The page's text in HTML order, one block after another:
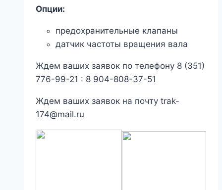
Опции:
предохранительные клапаны
датчик частоты вращения вала
Ждем ваших заявок по телефону 8 (351)
776-99-21 : 8 904-808-37-51
Ждем ваших заявок на почту trak-
174@mail.ru